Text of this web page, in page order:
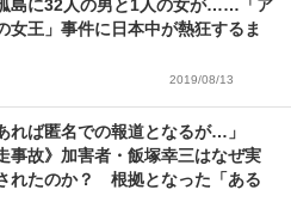
島に32人の男と1人の女が……「ア
女王」事件に日本中が熱狂するま
2019/08/13
れば匿名での報道となるが…」
事故》加害者・飯塚幸三はなぜ実
れたのか？ 根拠となった「ある